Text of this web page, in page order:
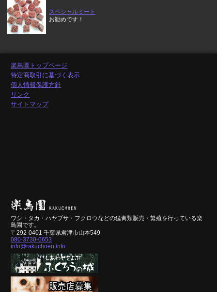
スペシャルミート
お勧めです！
楽鳥園トップページ
特定商取引に基づく表示
個人情報保護方針
リンク
サイトマップ
ワシ・タカ・ハヤブサ・フクロウなどの猛禽類販売・繁殖を行っている楽
鳥園です。
〒292-0401 千葉県君津市山本549
080-3730-0653
info@rakuchoen.info